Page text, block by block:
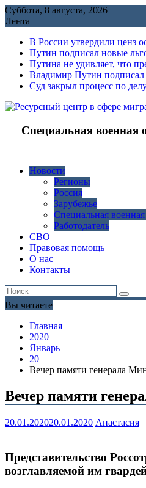
Перейти
к
Суббота, 8 августа, 2026
Лента
В России утвердили ценз
Путин подписал новые
Путина не удивляет, что
Владимир Путин подписал
Cуд закрыл процесс по
Специальная военная
Новости
Регионы
Россия
Зарубежье
Специальная
Работодатель
СВО
Правовая помощь
О нас
Контакты
Вы читаете
Главная
2020
Январь
20
Вечер памяти генерала
Вечер памяти
20.01.202020.01.2020 Анастасия
Представительство
возглавляемой им